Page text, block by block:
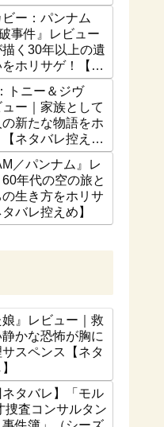
ビー：パンナム
事件』レビュー
描く30年以上の遺
ホリサゲ！【実
】
トニー＆ジヴ
ュー｜家族として
新たな物語をホ
ネタバレ控え
／パンナム』レ
60年代の空の旅と
生き方をホリサ
バレ控えめ】
娘』レビュー｜救
かな恐怖が胸に
スペンス【ネタ
ネタバレ】「モル
捜査コンサルタン